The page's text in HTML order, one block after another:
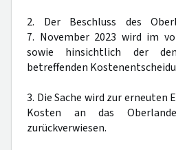
2. Der Beschluss des
7. November 2023 wird im
sowie hinsichtlich der den
betreffenden
3. Die Sache wird zur erneuten
Kosten an das
zurückverwiesen.